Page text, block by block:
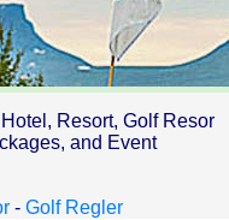
Resort, Golf Resor
and Event
- Golf Regler